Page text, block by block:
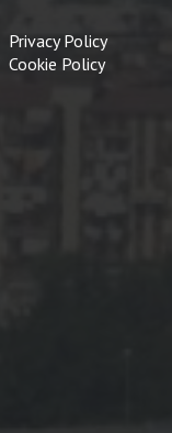
Privacy Policy
Cookie Policy